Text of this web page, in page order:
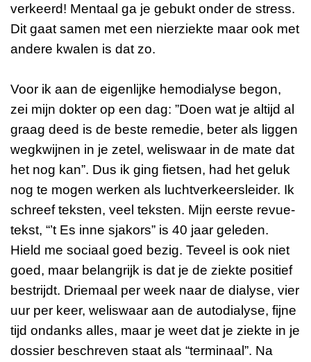
verkeerd! Mentaal ga je gebukt onder de stress.
Dit gaat samen met een nierziekte maar ook met
andere kwalen is dat zo.
Voor ik aan de eigenlijke hemodialyse begon,
zei mijn dokter op een dag: ”Doen wat je altijd al
graag deed is de beste remedie, beter als liggen
wegkwijnen in je zetel, weliswaar in de mate dat
het nog kan”. Dus ik ging fietsen, had het geluk
nog te mogen werken als luchtverkeersleider. Ik
schreef teksten, veel teksten. Mijn eerste revue-
tekst, “’t Es inne sjakors” is 40 jaar geleden.
Hield me sociaal goed bezig. Teveel is ook niet
goed, maar belangrijk is dat je de ziekte positief
bestrijdt. Driemaal per week naar de dialyse, vier
uur per keer, weliswaar aan de autodialyse, fijne
tijd ondanks alles, maar je weet dat je ziekte in je
dossier beschreven staat als “terminaal”. Na